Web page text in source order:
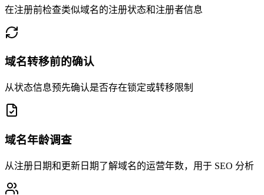
在注册前检查类似域名的注册状态和注册者信息
域名转移前的确认
从状态信息预先确认是否存在锁定或转移限制
域名年龄调查
从注册日期和更新日期了解域名的运营年数，用于 SEO 分析